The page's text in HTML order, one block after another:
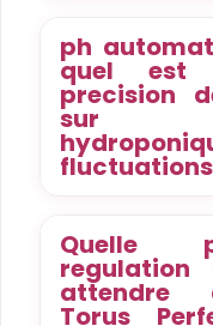
ph
quel est
precision
sur
fluctuations
Quelle
attendre
Torus